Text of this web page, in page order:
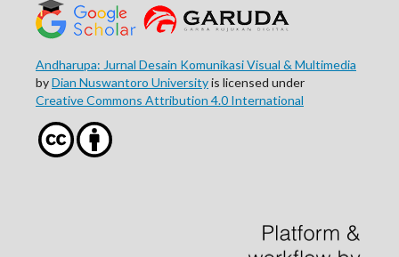
Andharupa: Jurnal Desain Komunikasi Visual & Multimedia
byDian Nuswantoro Universityis licensed under
Creative Commons Attribution 4.0 International